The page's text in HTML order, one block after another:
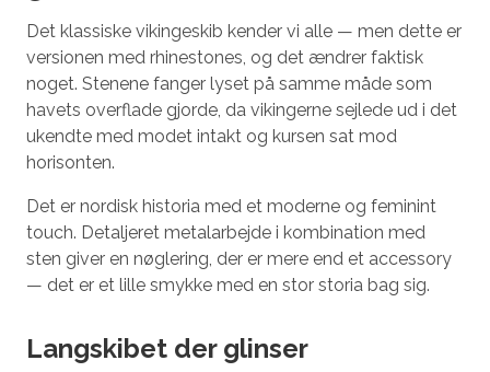
Det klassiske vikingeskib kender vi alle — men dette er
versionen med rhinestones, og det ændrer faktisk
noget. Stenene fanger lyset på samme måde som
havets overflade gjorde, da vikingerne sejlede ud i det
ukendte med modet intakt og kursen sat mod
horisonten.
Det er nordisk historia med et moderne og feminint
touch. Detaljeret metalarbejde i kombination med
sten giver en nøglering, der er mere end et accessory
— det er et lille smykke med en stor storia bag sig.
Langskibet der glinser